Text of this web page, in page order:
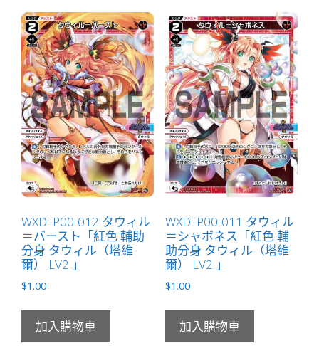
勇
LV3
有
LB」
數
量
WXDi-P00-012 タウィル
＝バースト「紅色 輔助
分身 タウィル（塔維
爾） LV2 」
$1.00
加入購物車
WXDi-P00-011 タウィル
＝シャボネス「紅色 輔
助分身 タウィル（塔維
爾） LV2 」
$1.00
加入購物車